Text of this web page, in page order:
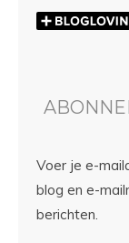
Voer je e-
blog en e-
berichten.